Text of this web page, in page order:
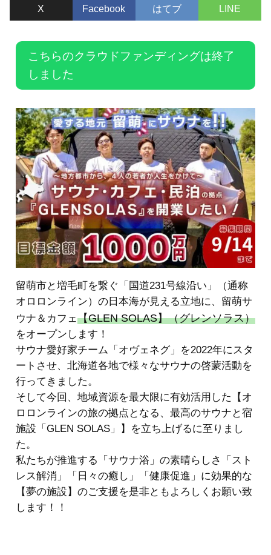
X Facebook はてブ LINE
こちらのクラウドファンディングは終了
しました
留萌市と増毛町を繋ぐ「国道231号線沿い」（通称
オロロンライン）の日本海が見える立地に、留萌サ
ウナ＆カフェ【GLEN SOLAS】（グレンソラス）
をオープンします！
サウナ愛好家チーム「オヴェネグ」を2022年にスタ
ートさせ、北海道各地で様々なサウナの啓蒙活動を
行ってきました。
そして今回、地域資源を最大限に有効活用した【オ
ロロンラインの旅の拠点となる、最高のサウナと宿
施設「GLEN SOLAS」】を立ち上げるに至りまし
た。
私たちが推進する「サウナ浴」の素晴らしさ「スト
レス解消」「日々の癒し」「健康促進」に効果的な
【夢の施設】のご支援を是非ともよろしくお願い致
します！！